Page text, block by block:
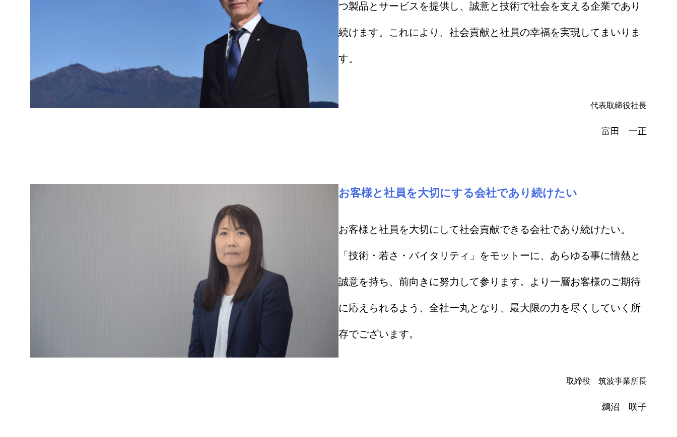
つ製品とサービスを提供し、誠意と技術で社会を支える企業であり
続けます。これにより、社会貢献と社員の幸福を実現してまいりま
す。
代表取締役社長
富田 一正
お客様と社員を大切にする会社であり続けたい
お客様と社員を大切にして社会貢献できる会社であり続けたい。
「技術・若さ・バイタリティ」をモットーに、あらゆる事に情熱と
誠意を持ち、前向きに努力して参ります。より一層お客様のご期待
に応えられるよう、全社一丸となり、最大限の力を尽くしていく所
存でございます。
取締役 筑波事業所長
鵜沼 咲子